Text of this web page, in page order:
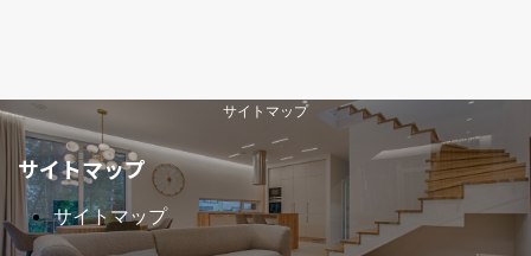
サイトマップ
サイトマップ
サイトマップ